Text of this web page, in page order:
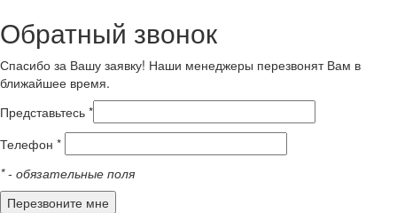
Обратный звонок
Спасибо за Вашу заявку! Наши менеджеры перезвонят Вам в
ближайшее время.
Представьтесь *
Телефон *
*- обязательные поля